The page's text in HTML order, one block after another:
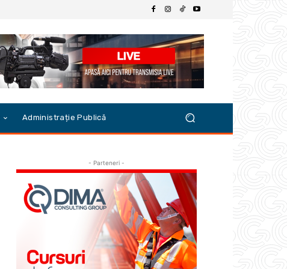
Administrație Publică
- Parteneri -